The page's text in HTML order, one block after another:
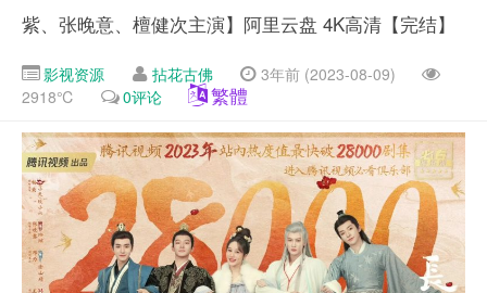
紫、张晚意、檀健次主演】阿里云盘 4K高清【完结】
影视资源 拈花古佛
3年前 (2023-08-09)
2918℃
0评论 繁體